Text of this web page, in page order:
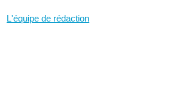
L'équipe de rédaction